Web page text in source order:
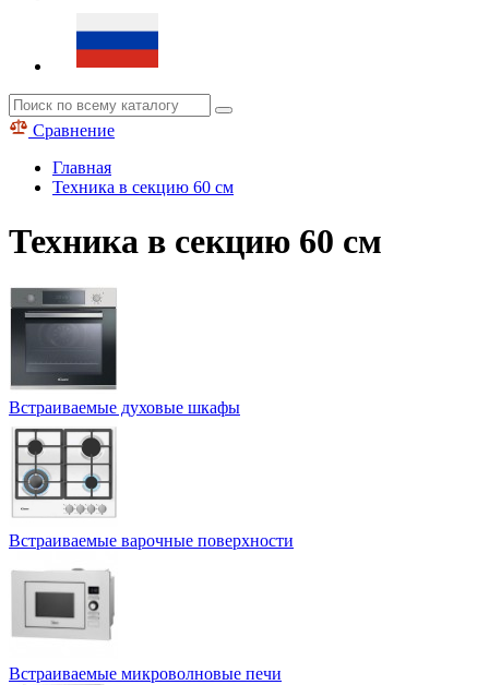
Сравнение
Главная
Техника в секцию 60 см
Техника в секцию 60 см
Встраиваемые духовые шкафы
Встраиваемые варочные поверхности
Встраиваемые микроволновые печи